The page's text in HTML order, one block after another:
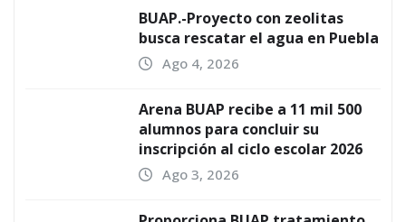
BUAP.-Proyecto con zeolitas
busca rescatar el agua en Puebla
Ago 4, 2026
Arena BUAP recibe a 11 mil 500
alumnos para concluir su
inscripción al ciclo escolar 2026
Ago 3, 2026